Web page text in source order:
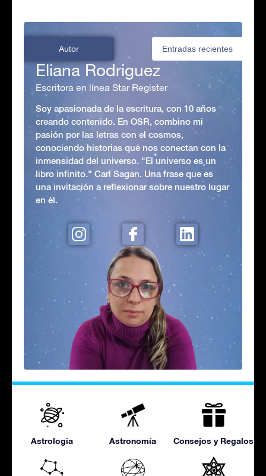
Autor Entradas recientes
Eliana Rodriguez
Escritora en línea Star Register
Soy apasionada de la escritura, con 10 años
creando contenido. En OSR, combino mi
pasión por las letras con el cosmos,
conociendo historias que nos conectan con la
inmensidad del universo. "El universo es un
libro infinito." Carl Sagan. Una frase que es
una invitación a reflexionar sobre nuestro lugar
en él.
Astrologia Astronomía Consejos y Regalos